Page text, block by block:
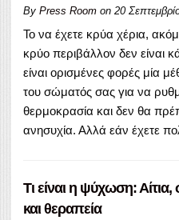
By Press Room on 20
Το να έχετε κρύα χέρια,
κρύο περιβάλλον δεν είναι
είναι ορισμένες φορές μία
του σώματός σας για να
θερμοκρασία και δεν θα
ανησυχία. Αλλά εάν έχετε
Τι είναι η ψύχωση:
και θεραπεία